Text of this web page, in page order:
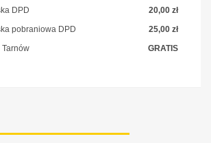
DPD
20,00 zł
pobraniowa DPD
25,00 zł
GRATIS